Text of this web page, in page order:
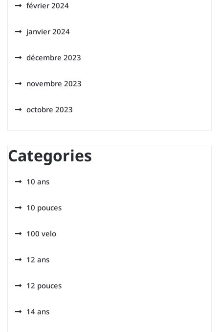
février 2024
janvier 2024
décembre 2023
novembre 2023
octobre 2023
Categories
10 ans
10 pouces
100 velo
12 ans
12 pouces
14 ans